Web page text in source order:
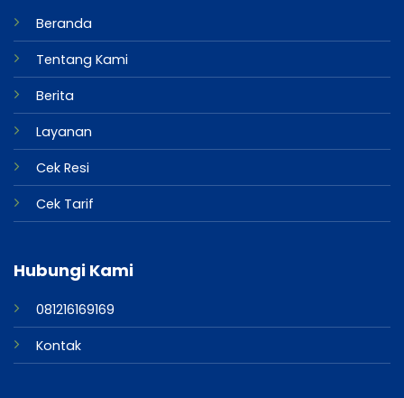
Beranda
Tentang Kami
Berita
Layanan
Cek Resi
Cek Tarif
Hubungi Kami
081216169169
Kontak